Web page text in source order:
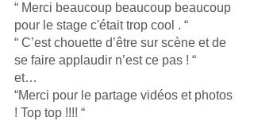
“ Merci beaucoup beaucoup beaucoup
pour le stage c'était trop cool . “
“ C’est chouette d’être sur scène et de
se faire applaudir n’est ce pas ! “
et…
“Merci pour le partage vidéos et photos
! Top top !!!! “